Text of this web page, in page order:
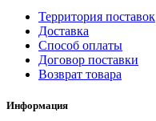
Территория поставок
Доставка
Способ оплаты
Договор поставки
Возврат товара
Информация